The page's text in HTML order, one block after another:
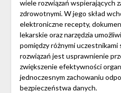
wiele rozwiązań wspierających
zdrowotnymi. W jego skład
elektroniczne recepty,
lekarskie oraz narzędzia
pomiędzy różnymi
rozwiązań jest usprawnienie
zwiększenie efektywności
jednoczesnym zachowaniu
bezpieczeństwa danych.